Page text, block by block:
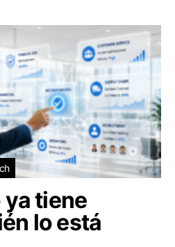
tiene
lo está